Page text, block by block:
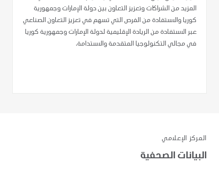
المزيد من الشراكات وتعزيز التعاون بين دولة الإمارات وجمهورية
كوريا والاستفادة من الفرص التي تسهم في تعزيز التعاون الصناعي
عبر الاستفادة من الريادة الإقليمية لدولة الإمارات وجمهورية كوريا
في مجالي التكنولوجيا المتقدمة والاستدامة.
المركز الإعلامي
البيانات الصحفية